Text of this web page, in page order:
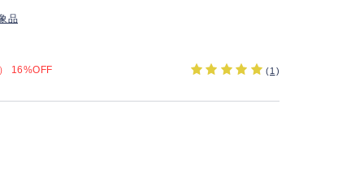
品
16%OFF (1 )